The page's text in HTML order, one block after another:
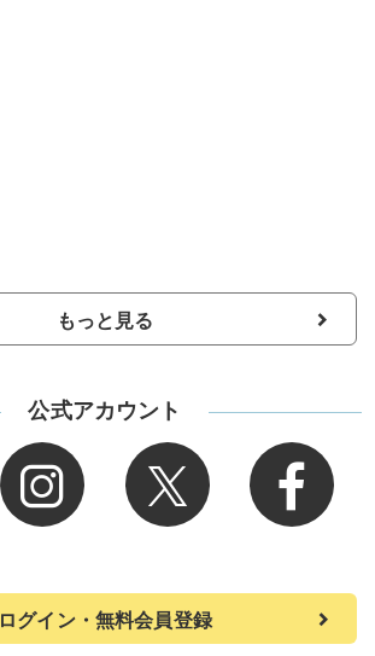
もっと見る
公式アカウント
ログイン・無料会員登録